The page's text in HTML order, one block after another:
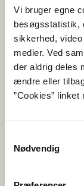
Vi bruger egne
besøgsstatistik,
sikkerhed,
medier. Ved
der aldrig deles
ændre eller
”Cookies” linket
Nødvendig
via vejledning
landets
Kontakt
Stationsparken
CVR: 62534516
Betaling til